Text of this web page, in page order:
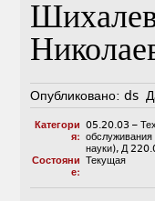
Опубликовано: ds
Категори
я:
05.20.03 –
обслуживания
науки), Д
Состояни
е:
Текущая